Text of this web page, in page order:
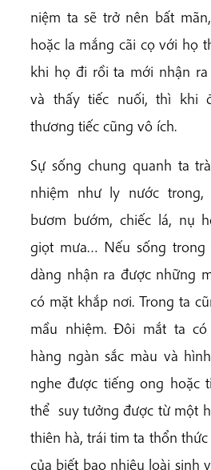
niệm ta sẽ trở nên bất
hoặc la mắng cãi cọ với họ
khi họ đi rồi ta mới nhận
và thấy tiếc nuối, thì khi
thương tiếc cũng vô ích.
Sự sống chung quanh ta
nhiệm như ly nước
bươm bướm, chiếc lá, nụ
giọt mưa… Nếu sống trong
dàng nhận ra được những
có mặt khắp nơi. Trong ta
mầu nhiệm. Đôi mắt ta
hàng ngàn sắc màu và
nghe được tiếng ong hoặc
thể suy tưởng được từ một
thiên hà, trái tim ta thổn
của biết bao nhiêu loài sinh